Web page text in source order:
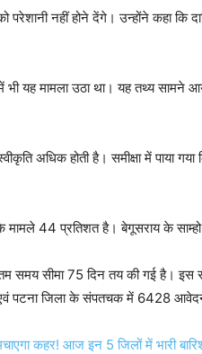
परेशानी नहीं होने देंगे। उन्होंने कहा
में भी यह मामला उठा था। यह तथ्य
अधिक होती है। समीक्षा में पाया
44 प्रतिशत है। बेगूसराय के
समय सीमा 75 दिन तय की गई है। इस
पटना जिला के संपतचक में 6428 आवेदन
कहर! आज इन 5 जिलों में भारी